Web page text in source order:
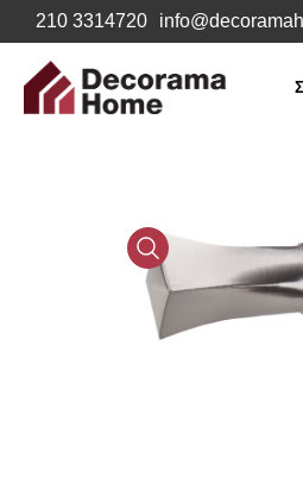
210 3314720
Media
Gallery